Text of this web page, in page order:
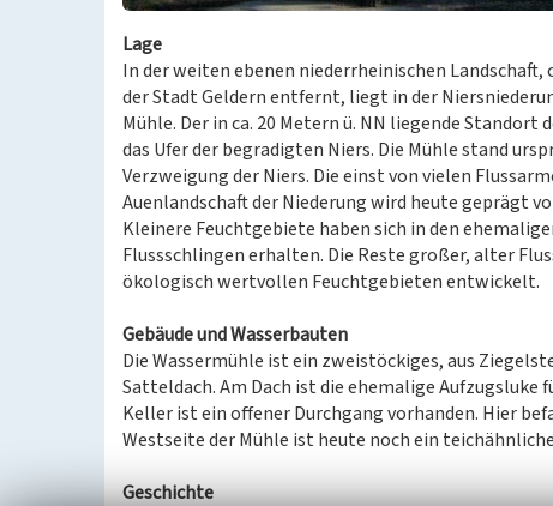
Lage
In der weiten ebenen niederrheinischen Landschaft,
der Stadt Geldern entfernt, liegt in der
Mühle. Der in ca. 20 Metern ü. NN liegende Standort
das Ufer der begradigten Niers. Die Mühle stand
Verzweigung der Niers. Die einst von vielen
Auenlandschaft der Niederung wird heute geprägt
Kleinere Feuchtgebiete haben sich in den
Flussschlingen erhalten. Die Reste großer, alter
ökologisch wertvollen Feuchtgebieten entwickelt.
Gebäude und Wasserbauten
Die Wassermühle ist ein zweistöckiges, aus
Satteldach. Am Dach ist die ehemalige
Keller ist ein offener Durchgang vorhanden. Hier
Westseite der Mühle ist heute noch ein
Geschichte